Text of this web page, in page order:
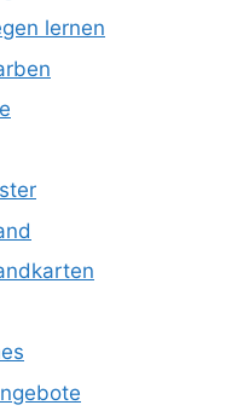
lernen